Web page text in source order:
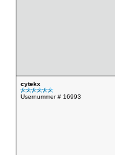
cytekx
Usernummer # 16993